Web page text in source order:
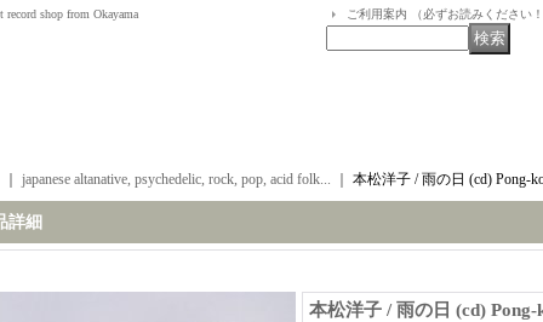
record shop from Okayama ご利用案内 （必ずお読みください
japanese altanative, psychedelic, rock, pop, acid folk... 本松洋子 / 雨の日 (cd) Pong-
詳細
本松洋子 / 雨の日 (cd) Pong-